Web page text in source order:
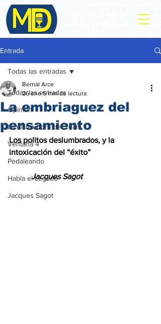
Entrada
Todas las entradas
Opinión
La ultima hora del Team
Ventana 4
Pedaleando
Habla el Legado
Jacques Sagot
Todas las entradas
La embriaguez del
pensamiento
Bernal Arce
26 ene 5 min de lectura
Los politos deslumbrados, y la
intoxicación del “éxito”
           Jacques Sagot